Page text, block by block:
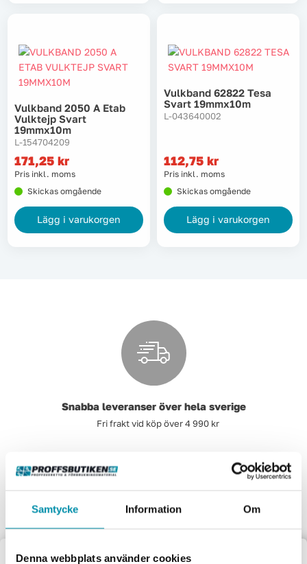
Samtycke Information Om
Denna webbplats använder cookies
Vulkband 2050 A Etab
Vulktejp Svart
19mmx10m
L-154704209
171,25 kr
Pris inkl. moms
Skickas omgående
Lägg i varukorgen
Vulkband 62822 Tesa
Svart 19mmx10m
L-043640002
112,75 kr
Pris inkl. moms
Skickas omgående
Lägg i varukorgen
Snabba leveranser över hela sverige
Fri frakt vid köp över 4 990 kr
Fråga våra experter för personliga råd och smarta tips.